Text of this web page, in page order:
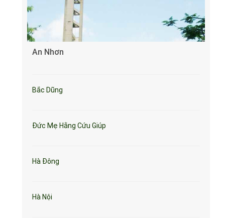
An Nhơn
Bắc Dũng
Đức Mẹ Hằng Cứu Giúp
Hà Đông
Hà Nội